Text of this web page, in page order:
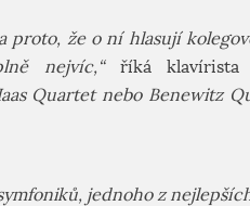
proto, že o ní hlasují
nejvíc,“říká
Quartet nebo Benewitz
jednoho z